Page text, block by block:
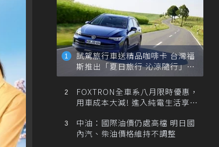
試駕旅行車送精品咖啡卡 台灣福
斯推出「夏日旅行 沁涼隨行」活
動
FOXTRON全車系八月限時優惠，
用車成本大減! 進入純電生活享
中油：國際油價仍處高檔 明日國
內汽、柴油價格維持不調整